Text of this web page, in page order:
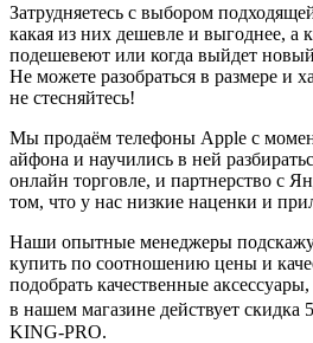
Затрудняетесь с выбором
какая из них дешевле и выгоднее, а
подешевеют или когда выйдет
Не можете разобраться в размере и
не стесняйтесь!
Мы продаём телефоны Apple с
айфона и научились в ней
онлайн торговле, и партнерство с
том, что у нас низкие наценки и
Наши опытные менеджеры
купить по соотношению цены и
подобрать качественные
в нашем магазине действует
KING-PRO.